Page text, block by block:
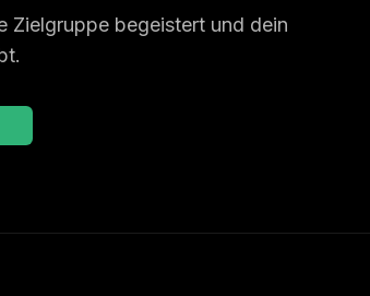
Zielgruppe begeistert und dein